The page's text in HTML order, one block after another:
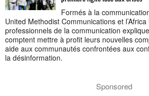
Formés à la
United Methodist Communications et
professionnels de la communication
comptent mettre à profit leurs nouvelles
aide aux communautés confrontées aux
la désinformation.
Sponsored